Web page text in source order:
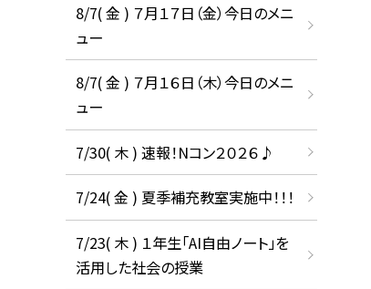
8/7( 金 ) ７月１７日（金）今日のメニ
ュー
8/7( 金 ) ７月１６日（木）今日のメニ
ュー
7/30( 木 ) 速報！Nコン２０２６♪
7/24( 金 ) 夏季補充教室実施中！！！
7/23( 木 ) １年生「AI自由ノート」を
活用した社会の授業